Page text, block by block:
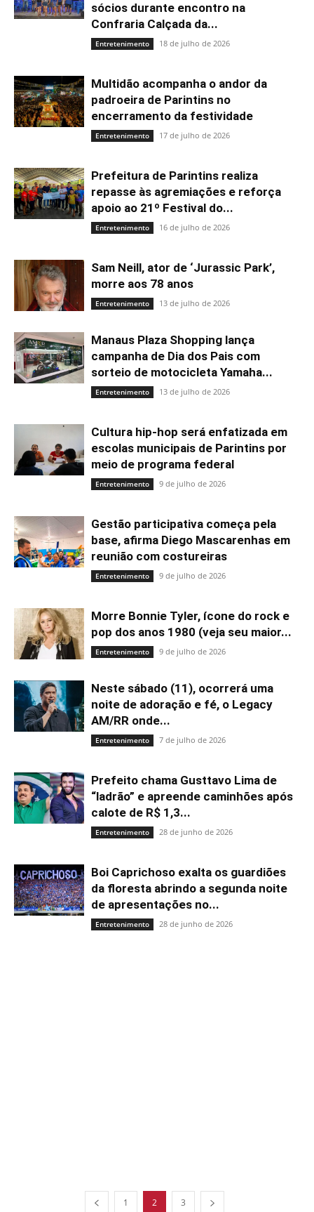
sócios durante encontro na
Confraria Calçada da...
Entretenimento 18 de julho de 2026
Multidão acompanha o andor da
padroeira de Parintins no
encerramento da festividade
Entretenimento 17 de julho de 2026
Prefeitura de Parintins realiza
repasse às agremiações e reforça
apoio ao 21º Festival do...
Entretenimento 16 de julho de 2026
Sam Neill, ator de ‘Jurassic Park’,
morre aos 78 anos
Entretenimento 13 de julho de 2026
Manaus Plaza Shopping lança
campanha de Dia dos Pais com
sorteio de motocicleta Yamaha...
Entretenimento 13 de julho de 2026
Cultura hip-hop será enfatizada em
escolas municipais de Parintins por
meio de programa federal
Entretenimento 9 de julho de 2026
Gestão participativa começa pela
base, afirma Diego Mascarenhas em
reunião com costureiras
Entretenimento 9 de julho de 2026
Morre Bonnie Tyler, ícone do rock e
pop dos anos 1980 (veja seu maior...
Entretenimento 9 de julho de 2026
Neste sábado (11), ocorrerá uma
noite de adoração e fé, o Legacy
AM/RR onde...
Entretenimento 7 de julho de 2026
Prefeito chama Gusttavo Lima de
“ladrão” e apreende caminhões após
calote de R$ 1,3...
Entretenimento 28 de junho de 2026
Boi Caprichoso exalta os guardiões
da floresta abrindo a segunda noite
de apresentações no...
Entretenimento 28 de junho de 2026
1 2 3